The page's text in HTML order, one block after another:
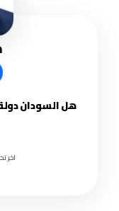
هل السودان
اخر تحديث: 25